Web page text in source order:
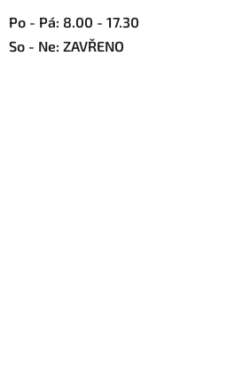
Po - Pá: 8.00 - 17.30
So - Ne: ZAVŘENO